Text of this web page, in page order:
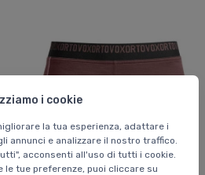
i cookie
la tua esperienza, adattare i
annunci e analizzare il nostro traffico.
acconsenti all'uso di tutti i cookie.
le tue preferenze, puoi cliccare su